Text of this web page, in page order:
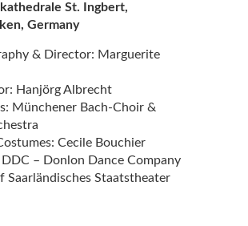
St. Ingbert,
Germany
& Director: Marguerite
Hanjörg Albrecht
Münchener Bach-Choir &
Cecile Bouchier
DDC – Donlon Dance Company
Saarländisches Staatstheater